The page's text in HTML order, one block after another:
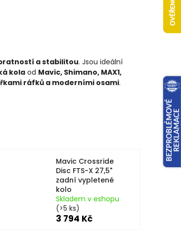
a stabilitou. Jsou ideální
kola od Mavic, Shimano, MAX1,
ráfků a moderními osami.
Mavic Crossride
Disc FTS-X 27,5"
zadní vypletené
kolo
Skladem v eshopu
(>5 ks)
3 794 Kč